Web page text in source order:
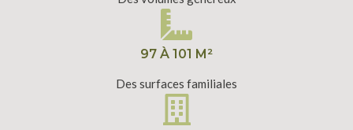
97 À 101 M²
Des surfaces familiales